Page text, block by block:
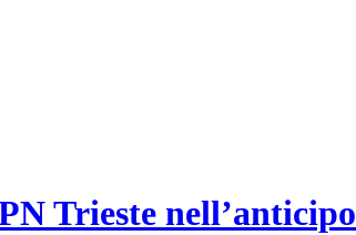
Trieste nell’anticipo